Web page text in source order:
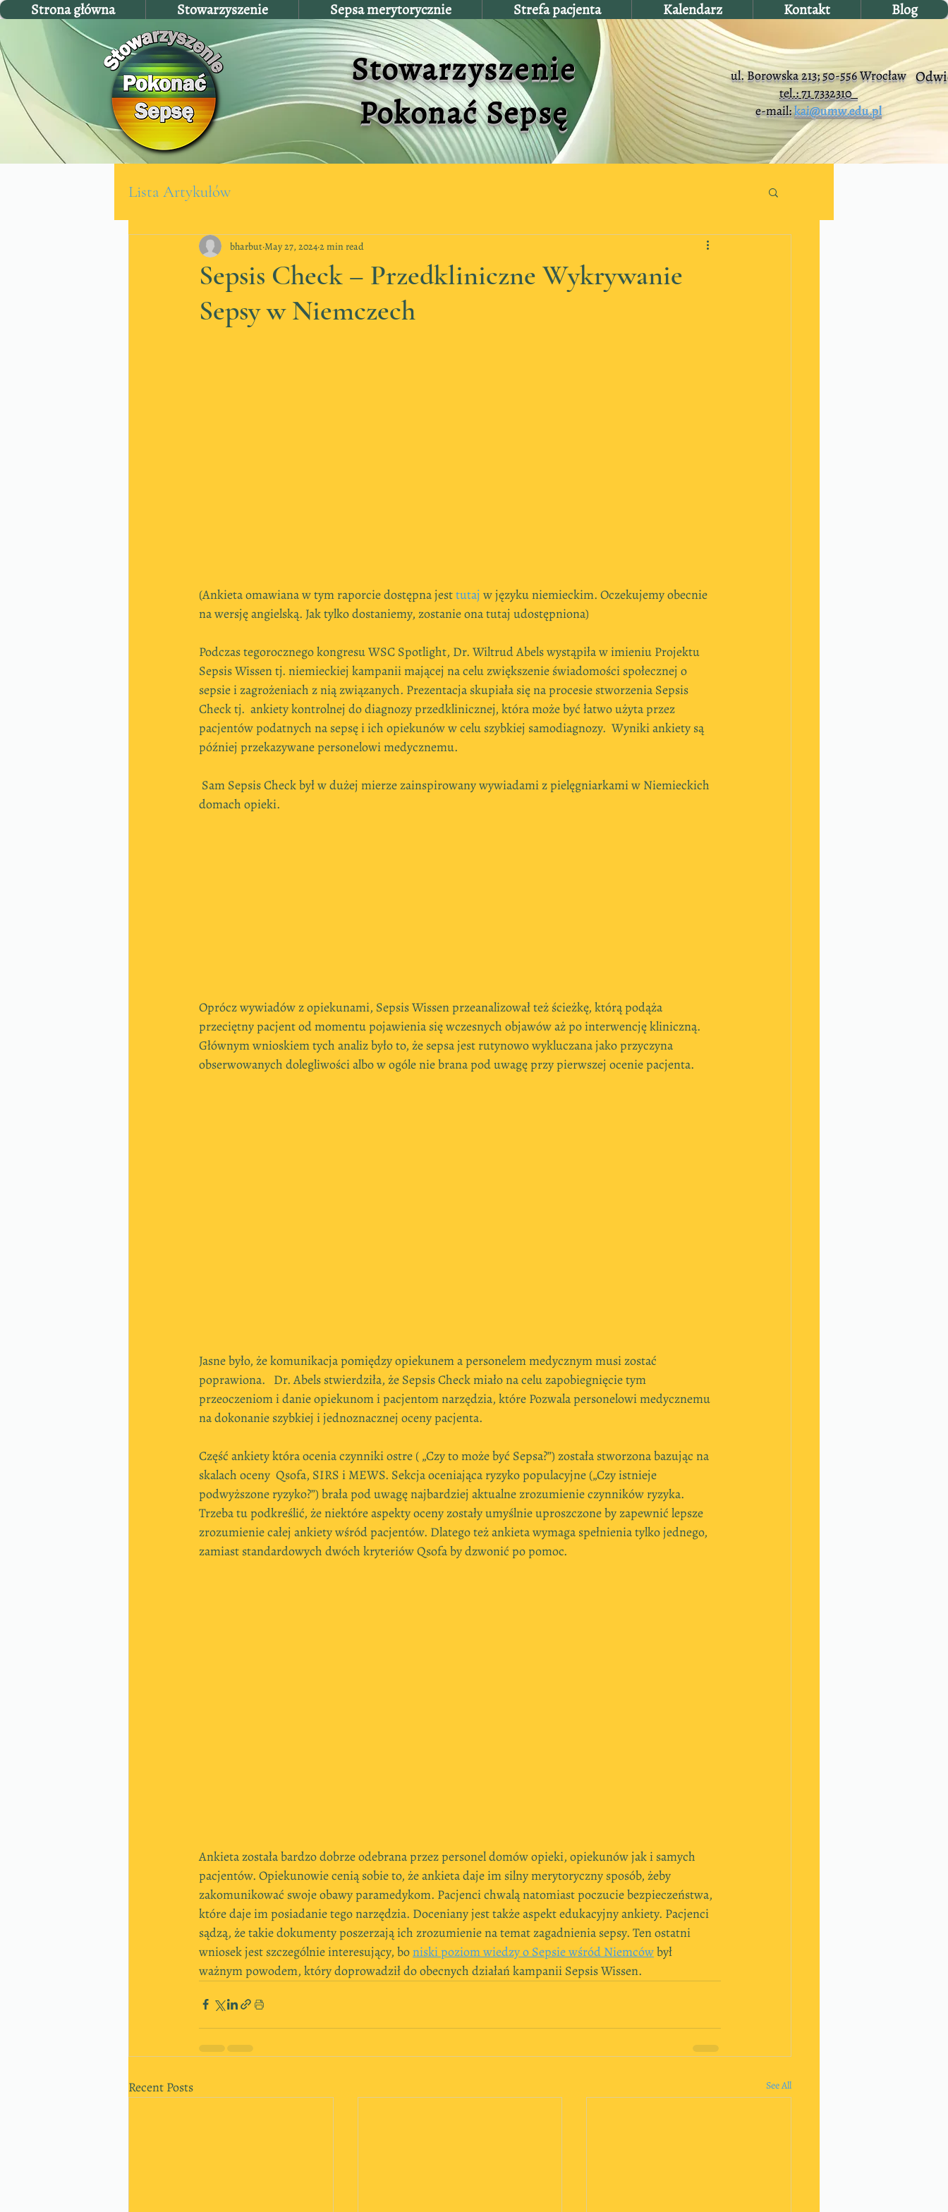
Strona główna Stowarzyszenie Sepsa merytorycznie Strefa pacjenta Kalendarz Kontakt Blog
Stowarzyszenie
Pokonać Sepsę
ul. Borowska 213; 50-556 Wrocław
tel.: 71 7332310
e-mail:kai@umw.edu.pl
Lista Artykułów
Sepsis Check – Przedkliniczne Wykrywanie
Sepsy w Niemczech
bharbutMay 27, 20242 min read
(Ankieta omawiana w tym raporcie dostępna jest tutaj w języku niemieckim. Oczekujemy obecnie
na wersję angielską. Jak tylko dostaniemy, zostanie ona tutaj udostępniona)
Podczas tegorocznego kongresu WSC Spotlight, Dr. Wiltrud Abels wystąpiła w imieniu Projektu
Sepsis Wissen tj. niemieckiej kampanii mającej na celu zwiększenie świadomości społecznej o
sepsie i zagrożeniach z nią związanych. Prezentacja skupiała się na procesie stworzenia Sepsis
Check tj.  ankiety kontrolnej do diagnozy przedklinicznej, która może być łatwo użyta przez
pacjentów podatnych na sepsę i ich opiekunów w celu szybkiej samodiagnozy.  Wyniki ankiety są
później przekazywane personelowi medycznemu.
Sam Sepsis Check był w dużej mierze zainspirowany wywiadami z pielęgniarkami w Niemieckich
domach opieki.
Oprócz wywiadów z opiekunami, Sepsis Wissen przeanalizował też ścieżkę, którą podąża
przeciętny pacjent od momentu pojawienia się wczesnych objawów aż po interwencję kliniczną.
Głównym wnioskiem tych analiz było to, że sepsa jest rutynowo wykluczana jako przyczyna
obserwowanych dolegliwości albo w ogóle nie brana pod uwagę przy pierwszej ocenie pacjenta.
Jasne było, że komunikacja pomiędzy opiekunem a personelem medycznym musi zostać
poprawiona.   Dr. Abels stwierdziła, że Sepsis Check miało na celu zapobiegnięcie tym
przeoczeniom i danie opiekunom i pacjentom narzędzia, które Pozwala personelowi medycznemu
na dokonanie szybkiej i jednoznacznej oceny pacjenta.
Część ankiety która ocenia czynniki ostre ( „Czy to może być Sepsa?”) została stworzona bazując na
skalach oceny  Qsofa, SIRS i MEWS. Sekcja oceniająca ryzyko populacyjne („Czy istnieje
podwyższone ryzyko?”) brała pod uwagę najbardziej aktualne zrozumienie czynników ryzyka.
Trzeba tu podkreślić, że niektóre aspekty oceny zostały umyślnie uproszczone by zapewnić lepsze
zrozumienie całej ankiety wśród pacjentów. Dlatego też ankieta wymaga spełnienia tylko jednego,
zamiast standardowych dwóch kryteriów Qsofa by dzwonić po pomoc.
Ankieta została bardzo dobrze odebrana przez personel domów opieki, opiekunów jak i samych
pacjentów. Opiekunowie cenią sobie to, że ankieta daje im silny merytoryczny sposób, żeby
zakomunikować swoje obawy paramedykom. Pacjenci chwalą natomiast poczucie bezpieczeństwa,
które daje im posiadanie tego narzędzia. Doceniany jest także aspekt edukacyjny ankiety. Pacjenci
sądzą, że takie dokumenty poszerzają ich zrozumienie na temat zagadnienia sepsy. Ten ostatni
wniosek jest szczególnie interesujący, bo niski poziom wiedzy o Sepsie wśród Niemców był
ważnym powodem, który doprowadził do obecnych działań kampanii Sepsis Wissen.
Recent Posts See All